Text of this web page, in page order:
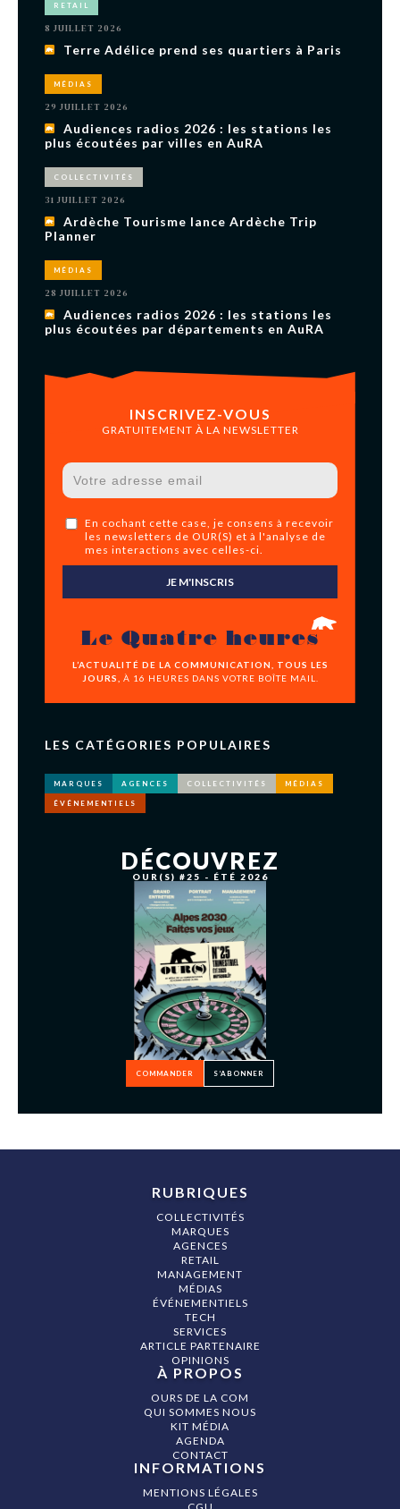
RETAIL
8 JUILLET 2026
Terre Adélice prend ses quartiers à Paris
MÉDIAS
29 JUILLET 2026
Audiences radios 2026 : les stations les
plus écoutées par villes en AuRA
COLLECTIVITÉS
31 JUILLET 2026
Ardèche Tourisme lance Ardèche Trip
Planner
MÉDIAS
28 JUILLET 2026
Audiences radios 2026 : les stations les
plus écoutées par départements en AuRA
INSCRIVEZ-VOUS
GRATUITEMENT À LA NEWSLETTER
En cochant cette case, je consens à recevoir
les newsletters de OUR(S) et à l'analyse de
mes interactions avec celles-ci.
JE M'INSCRIS
Le Quatre heures
L’ACTUALITÉ DE LA COMMUNICATION, TOUS LES
JOURS,
À 16 HEURES DANS VOTRE BOÎTE MAIL.
LES CATÉGORIES POPULAIRES
MARQUES AGENCES COLLECTIVITÉS MÉDIAS
ÉVÉNEMENTIELS
DÉCOUVREZ
OUR(S) #25 - ÉTÉ 2026
COMMANDER S’ABONNER
RUBRIQUES
COLLECTIVITÉS
MARQUES
AGENCES
RETAIL
MANAGEMENT
MÉDIAS
ÉVÉNEMENTIELS
TECH
SERVICES
ARTICLE PARTENAIRE
OPINIONS
À PROPOS
OURS DE LA COM
QUI SOMMES NOUS
KIT MÉDIA
AGENDA
CONTACT
INFORMATIONS
MENTIONS LÉGALES